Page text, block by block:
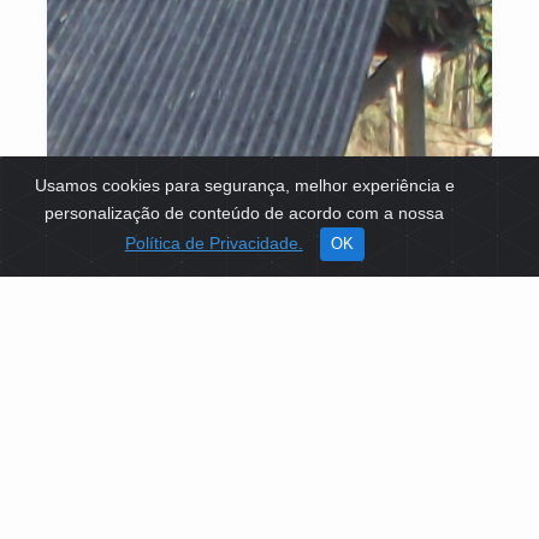
Usamos cookies para segurança, melhor experiência e
personalização de conteúdo de acordo com a nossa
Política de Privacidade.
OK